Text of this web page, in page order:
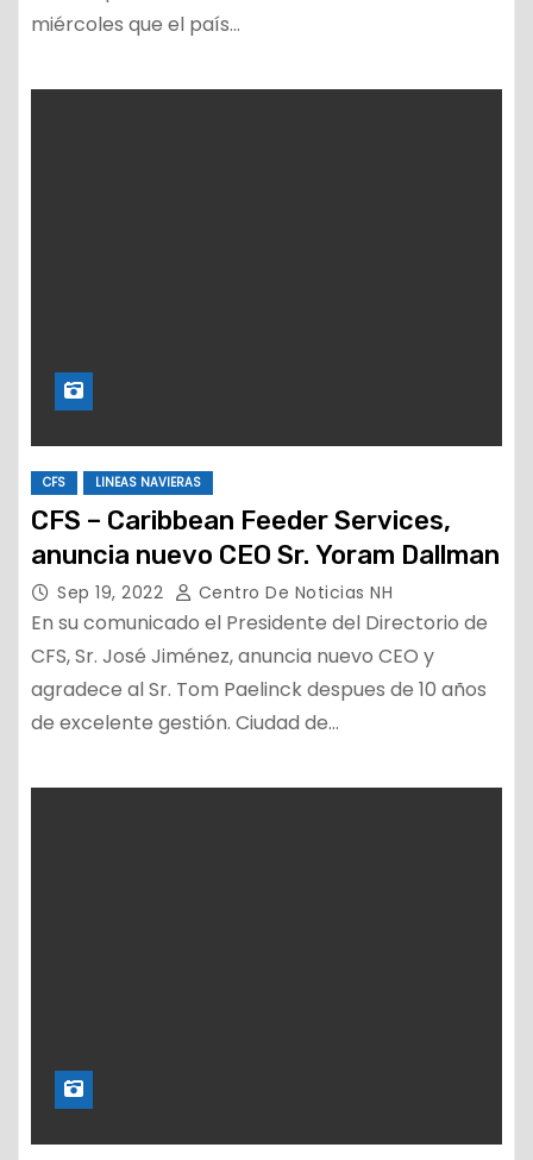
miércoles que el país…
CFS LINEAS NAVIERAS
CFS – Caribbean Feeder Services,
anuncia nuevo CEO Sr. Yoram Dallman
Sep 19, 2022 Centro De Noticias NH
En su comunicado el Presidente del Directorio de
CFS, Sr. José Jiménez, anuncia nuevo CEO y
agradece al Sr. Tom Paelinck despues de 10 años
de excelente gestión. Ciudad de…